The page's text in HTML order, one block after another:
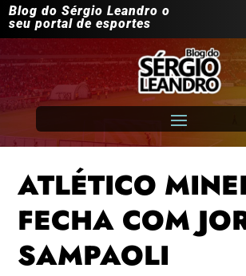
Blog do Sérgio Leandro o
seu portal de esportes
ATLÉTICO
FECHA COM
SAMPAOLI